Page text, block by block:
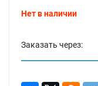
Нет в наличии
Заказать через: